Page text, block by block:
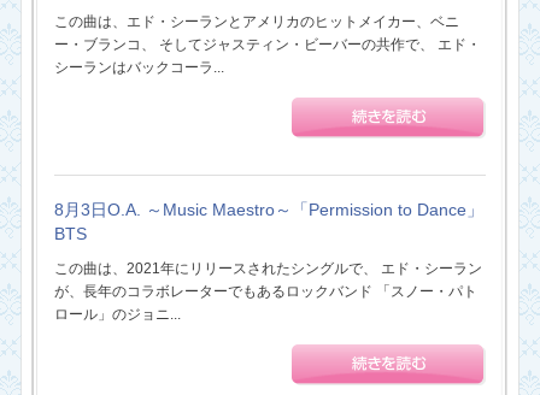
この曲は、エド・シーランとアメリカのヒットメイカー、ベニ
ー・ブランコ、 そしてジャスティン・ビーバーの共作で、 エド・
シーランはバックコーラ...
8月3日O.A. ～Music Maestro～「Permission to Dance」
BTS
この曲は、2021年にリリースされたシングルで、 エド・シーラン
が、長年のコラボレーターでもあるロックバンド 「スノー・パト
ロール」のジョニ...